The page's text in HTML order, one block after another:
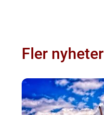
Fler nyheter